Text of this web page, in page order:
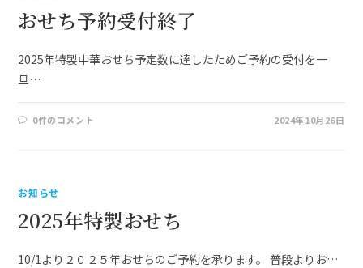
おせち予約受付終了
2025年特製中華おせち予定数に達したためご予約の受付を一
旦…
0件のコメント 2024年10月26日
お知らせ
2025年特製おせち
10/1より２０２５年おせちのご予約を承ります。 普段よりお…